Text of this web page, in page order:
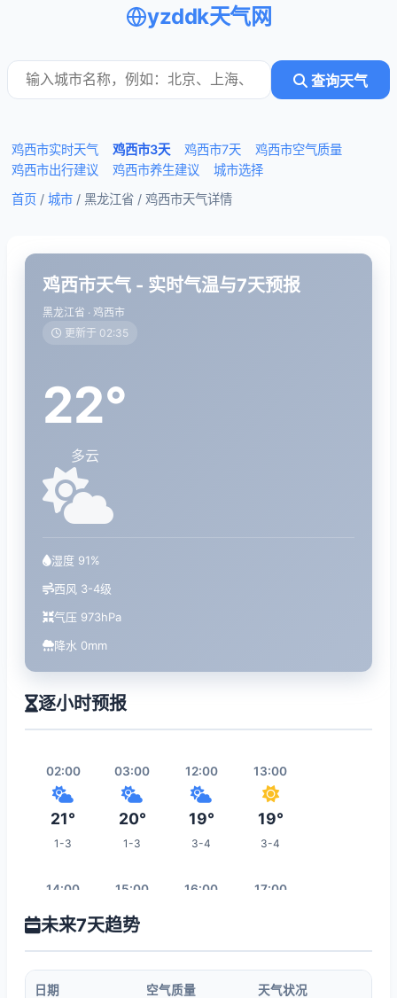
yzddk天气网
查询天气
鸡西市实时天气 鸡西市3天 鸡西市7天
鸡西市空气质量
鸡西市出行建议
鸡西市养生建议
城市选择
首页 / 城市 / 黑龙江省 / 鸡西市天气详情
鸡西市天气 - 实时气温与7天预报
黑龙江省 · 鸡西市
更新于 02:35
22°
多云
湿度 91%
西风 3-4级
气压 973hPa
降水 0mm
逐小时预报
02:00
21°
1-3
03:00
20°
1-3
12:00
19°
3-4
13:00
19°
3-4
14:00
19°
15:00
20°
16:00 17:00
未来7天趋势
日期 空气质量
天气状况